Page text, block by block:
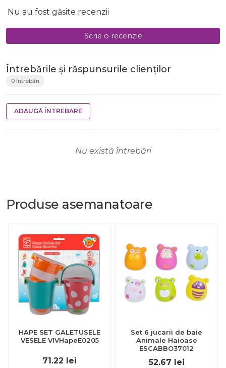
Nu au fost găsite recenzii
Scrie o recenzie
Întrebările și răspunsurile clienților
0 întrebări
ADAUGĂ ÎNTREBARE
Nu există întrebări
Produse asemanatoare
HAPE SET GALETUSELE
VESELE VIVHapeE0205
71.22 lei
Set 6 jucarii de baie
Animale Haioase
ESCABBO37012
52.67 lei